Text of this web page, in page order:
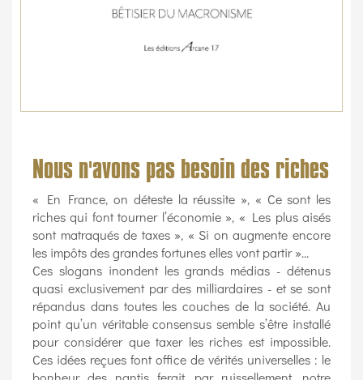
Nous n'avons pas besoin des riches
« En France, on déteste la réussite », « Ce sont les
riches qui font tourner l’économie », « Les plus aisés
sont matraqués de taxes », « Si on augmente encore
les impôts des grandes fortunes elles vont partir »...
Ces slogans inondent les grands médias - détenus
quasi exclusivement par des milliardaires - et se sont
répandus dans toutes les couches de la société. Au
point qu’un véritable consensus semble s’être installé
pour considérer que taxer les riches est impossible.
Ces idées reçues font office de vérités universelles : le